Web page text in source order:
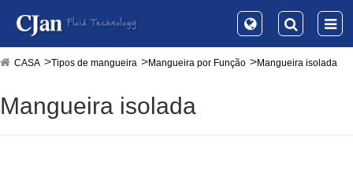
CASA Tipos de mangueira Mangueira por Função Mangueira isolada
Mangueira isolada